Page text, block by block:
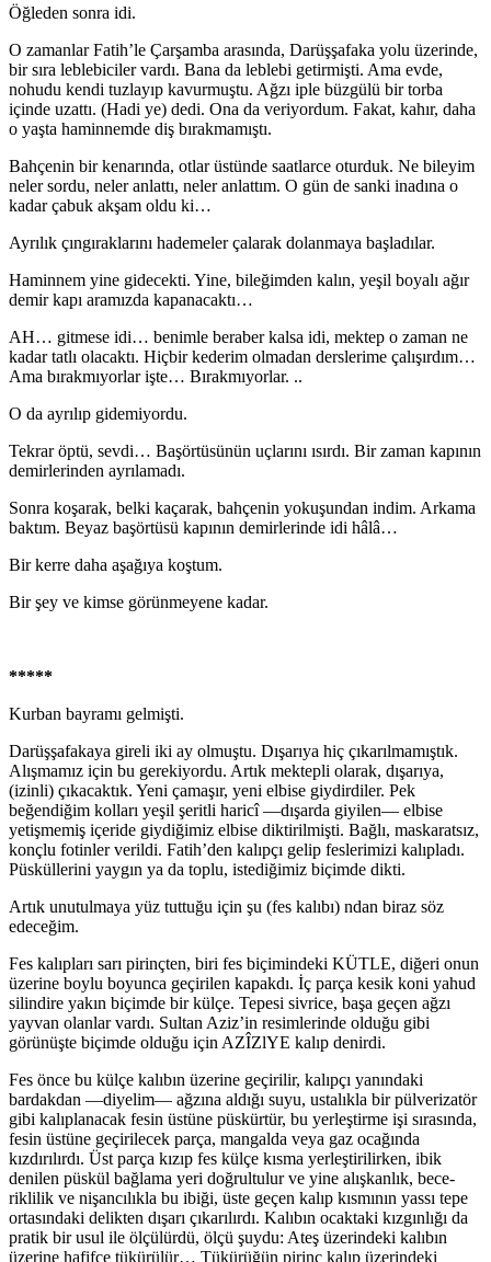
Öğleden sonra idi.
O zamanlar Fatih’le Çarşamba arasında, Darüşşafaka yolu üzerinde,
bir sıra leblebiciler vardı. Bana da leblebi getirmişti. Ama evde,
nohudu kendi tuzlayıp kavurmuştu. Ağzı iple büzgülü bir torba
içinde uzattı. (Hadi ye) dedi. Ona da veriyordum. Fakat, kahır, daha
o yaşta haminnem­de diş bırakmamıştı.
Bahçenin bir kenarında, otlar üstünde saatlarce otur­duk. Ne bileyim
neler sordu, neler anlattı, neler anlattım. O gün de sanki inadına o
kadar çabuk akşam oldu ki…
Ayrılık çıngıraklarını hademeler çalarak dolanmaya başladılar.
Haminnem yine gidecekti. Yine, bileğimden kalın, ye­şil boyalı ağır
demir kapı aramızda kapanacaktı…
AH… gitmese idi… benimle beraber kalsa idi, mek­tep o zaman ne
kadar tatlı olacaktı. Hiçbir kederim olma­dan derslerime çalışırdım…
Ama bırakmıyorlar işte… Bı­rakmıyorlar. ..
O da ayrılıp gidemiyordu.
Tekrar öptü, sevdi… Başörtüsünün uçlarını ısırdı. Bir zaman kapının
demirlerinden ayrılamadı.
Sonra koşarak, belki kaçarak, bahçenin yokuşundan indim. Arkama
baktım. Beyaz başörtüsü kapının demirle­rinde idi hâlâ…
Bir kerre daha aşağıya koştum.
Bir şey ve kimse görünmeyene kadar.
*****
Kurban bayramı gelmişti.
Darüşşafakaya gireli iki ay olmuştu. Dışarıya hiç çı­karılmamıştık.
Alışmamız için bu gerekiyordu. Artık mek­tepli olarak, dışarıya,
(izinli) çıkacaktık. Yeni çamaşır, ye­ni elbise giydirdiler. Pek
beğendiğim kolları yeşil şeritli haricî —dışarda giyilen— elbise
yetişmemiş içeride giydi­ğimiz elbise diktirilmişti. Bağlı, maskaratsız,
konçlu fotin­ler verildi. Fatih’den kalıpçı gelip feslerimizi kalıpladı.
Püsküllerini yaygın ya da toplu, istediğimiz biçimde dikti.
Artık unutulmaya yüz tuttuğu için şu (fes kalıbı) ndan biraz söz
edeceğim.
Fes kalıpları sarı pirinçten, biri fes biçimindeki KÜT­LE, diğeri onun
üzerine boylu boyunca geçirilen kapakdı. İç parça kesik koni yahud
silindire yakın biçimde bir kül­çe. Tepesi sivrice, başa geçen ağzı
yayvan olanlar vardı. Sultan Aziz’in resimlerinde olduğu gibi
görünüşte biçimde olduğu için AZÎZlYE kalıp denirdi.
Fes önce bu külçe kalıbın üzerine geçirilir, kalıpçı ya­nındaki
bardakdan —diyelim— ağzına aldığı suyu, usta­lıkla bir pülverizatör
gibi kalıplanacak fesin üstüne püskürtür, bu yerleştirme işi sırasında,
fesin üstüne geçirile­cek parça, mangalda veya gaz ocağında
kızdırılırdı. Üst parça kızıp fes külçe kısma yerleştirilirken, ibik
denilen püskül bağlama yeri doğrultulur ve yine alışkanlık, bece­
riklilik ve nişancılıkla bu ibiği, üste geçen kalıp kısmının yassı tepe
ortasındaki delikten dışarı çıkarılırdı. Kalıbın ocaktaki kızgınlığı da
pratik bir usul ile ölçülürdü, ölçü şuydu: Ateş üzerindeki kalıbın
üzerine hafifçe tükürülür… Tükürüğün pirinç kalıp üzerindeki